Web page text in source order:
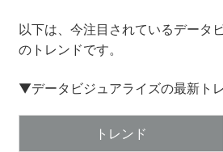
以下は、今注目されているデータ
のトレンドです。
▼データビジュアライズの最新ト
トレンド